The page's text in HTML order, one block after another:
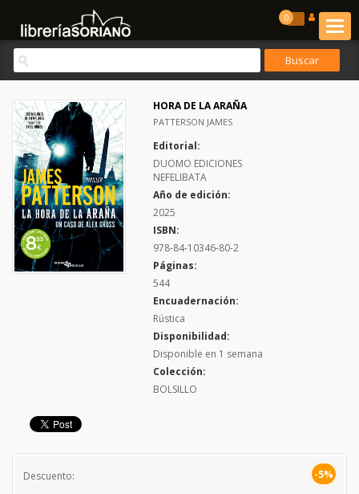
0
HORA DE LA ARAÑA
PATTERSON JAMES
Editorial:
DUOMO EDICIONES
NEFELIBATA
Año de edición:
2025
ISBN:
978-84-10346-80-2
Páginas:
544
Encuadernación:
Rústica
Disponibilidad:
Disponible en 1 semana
Colección:
BOLSILLO
Descuento: -5%